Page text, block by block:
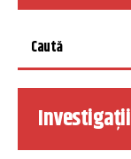
Investigații